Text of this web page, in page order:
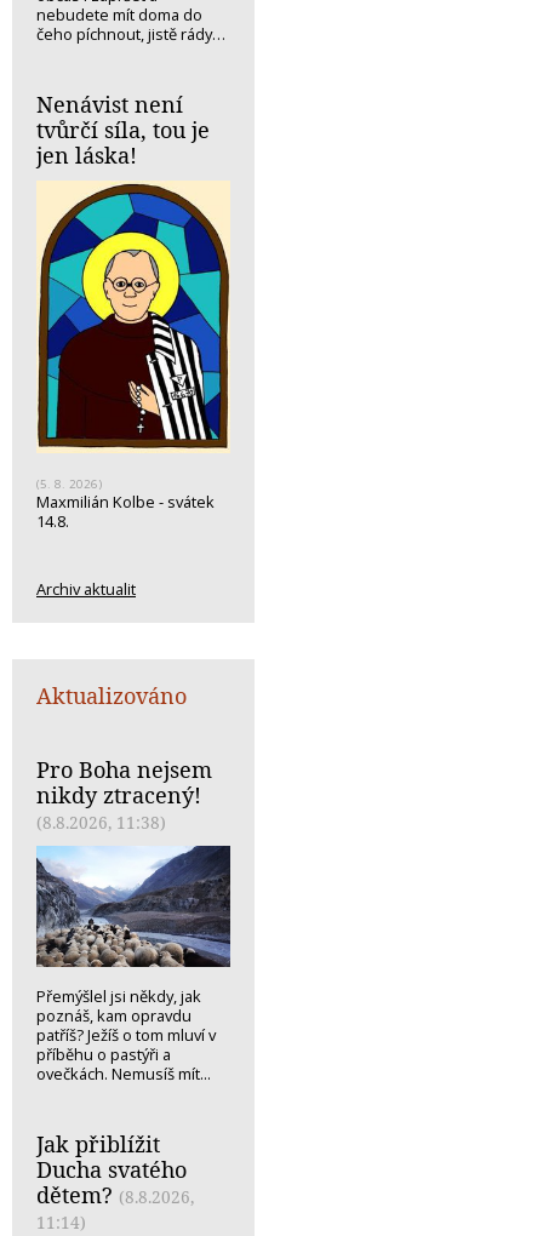
nebudete mít doma do
čeho píchnout, jistě rády…
Nenávist není
tvůrčí síla, tou je
jen láska!
(5. 8. 2026)
Maxmilián Kolbe - svátek
14.8.
Archiv aktualit
Aktualizováno
Pro Boha nejsem
nikdy ztracený!
(8.8.2026, 11:38)
Přemýšlel jsi někdy, jak
poznáš, kam opravdu
patříš? Ježíš o tom mluví v
příběhu o pastýři a
ovečkách. Nemusíš mít...
Jak přiblížit
Ducha svatého
dětem? (8.8.2026,
11:14)